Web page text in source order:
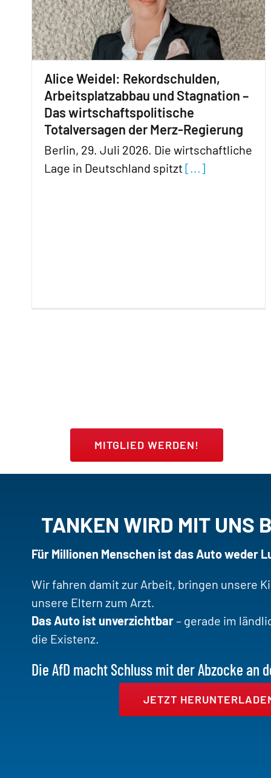
Alice Weidel: Rekordschulden,
Arbeitsplatzabbau und Stagnation –
Das wirtschaftspolitische
Totalversagen der Merz-Regierung
Berlin, 29. Juli 2026. Die wirtschaftliche
Lage in Deutschland spitzt[...]
MITGLIED WERDEN!
TANKEN WIRD MIT UNS
Für Millionen Menschen ist das Auto weder
Wir fahren damit zur Arbeit, bringen unsere
unsere Eltern zum Arzt.
Das Auto ist unverzichtbar– gerade im
die Existenz.
Die AfD macht Schluss mit der Abzocke an
JETZT